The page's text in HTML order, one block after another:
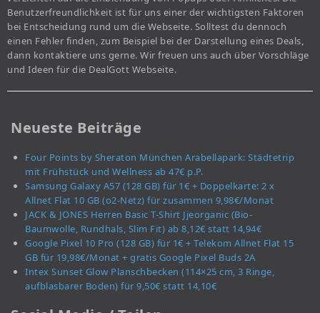
Benutzerfreundlichkeit ist für uns einer der wichtigsten Faktoren
bei Entscheidung rund um die Webseite. Solltest du dennoch
einen Fehler finden, zum Beispiel bei der Darstellung eines Deals,
dann kontaktiere uns gerne. Wir freuen uns auch über Vorschläge
und Ideen für die DealGott Webseite.
Neueste Beiträge
Four Points by Sheraton München Arabellapark: Städtetrip
mit Frühstück und Wellness ab 47€ p.P.
Samsung Galaxy A57 (128 GB) für 1€ + Doppelkarte: 2 x
Allnet Flat 10 GB (o2-Netz) für zusammen 9,98€/Monat
JACK & JONES Herren Basic T-Shirt Jjeorganic (Bio-
Baumwolle, Rundhals, Slim Fit) ab 8,12€ statt 14,94€
Google Pixel 10 Pro (128 GB) für 1€ + Telekom Allnet Flat 15
GB für 19,98€/Monat + gratis Google Pixel Buds 2A
Intex Sunset Glow Planschbecken (114×25 cm, 3 Ringe,
aufblasbarer Boden) für 9,50€ statt 14,10€